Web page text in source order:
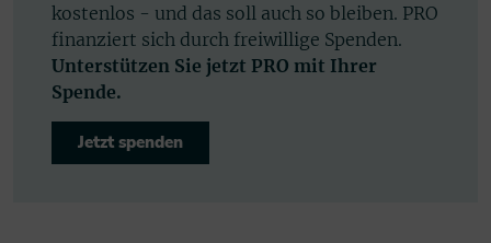
kostenlos - und das soll auch so bleiben. PRO
finanziert sich durch freiwillige Spenden.
Unterstützen Sie jetzt PRO mit Ihrer
Spende.
Jetzt spenden